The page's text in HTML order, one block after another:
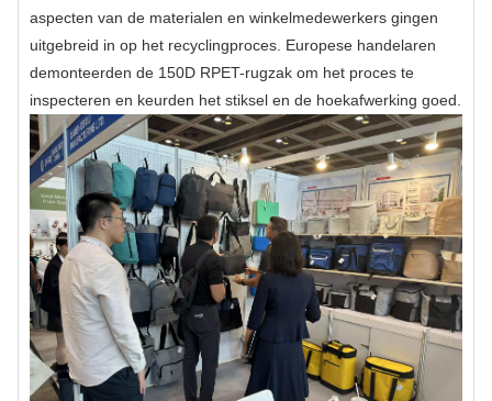
aspecten van de materialen en winkelmedewerkers gingen
uitgebreid in op het recyclingproces. Europese handelaren
demonteerden de 150D RPET-rugzak om het proces te
inspecteren en keurden het stiksel en de hoekafwerking goed.